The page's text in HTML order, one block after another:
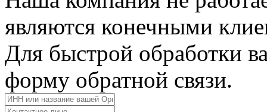
являются конечными
Для быстрой обработки
форму обратной связи.